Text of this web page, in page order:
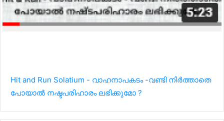
Hit and Run Solatium - വാഹനാപകടം -വണ്ടി നിർത്താതെ
പോയാൽ നഷ്ടപരിഹാരം ലഭിക്കുമോ ?